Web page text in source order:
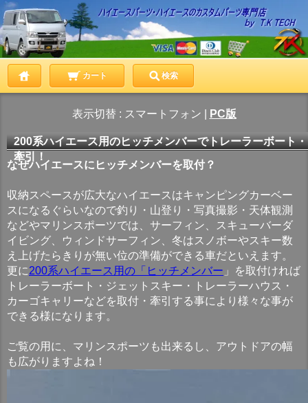
カート 検索
表示切替 : スマートフォン PC版
200系ハイエース用のヒッチメンバーでトレーラーボート
牽引！
なぜハイエースにヒッチメンバーを取付？
収納スペースが広大なハイエースはキャンピングカーベー
スになるぐらいなので釣り・山登り・写真撮影・天体観測
などやマリンスポーツでは、サーフィン、スキューバーダ
イビング、ウィンドサーフィン、冬はスノボーやスキー数
え上げたらきりが無い位の準備ができる車だといえます。
更に200系ハイエース用の「ヒッチメンバー 」を取付ければ
トレーラーボート・ジェットスキー・トレーラーハウス・
カーゴキャリーなどを取付・牽引する事により様々な事が
できる様になります。
ご覧の用に、マリンスポーツも出来るし、アウトドアの幅
も広がりますよね！